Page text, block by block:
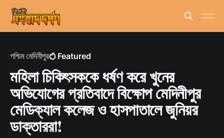
পশ্চিম মেদিনীপুর Featured
মহিলা চিকিৎসককে ধর্ষণ করে খুনের
অভিযোগের প্রতিবাদে বিক্ষোপ মেদিনীপুর
মেডিক্যাল কলেজ ও হাসপাতালে জুনিয়র
ডাক্তাররা!